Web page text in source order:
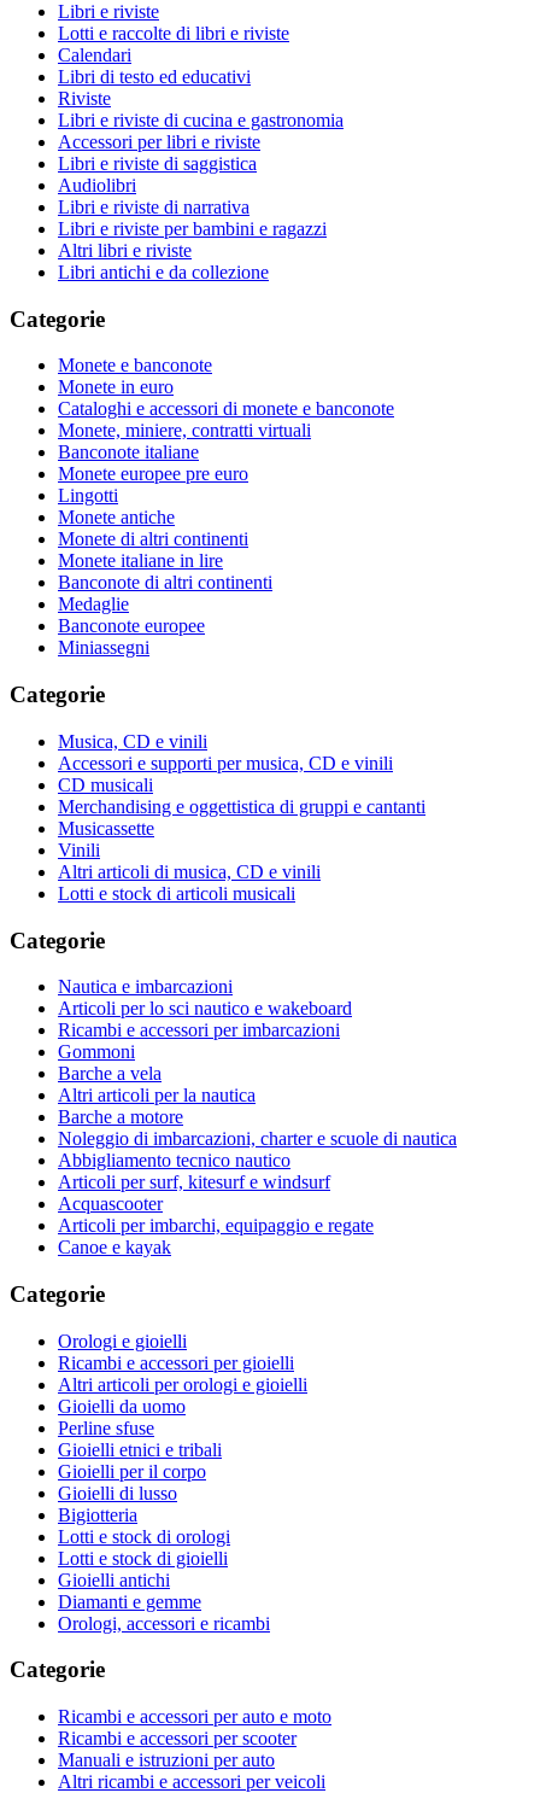
Libri e riviste
Lotti e raccolte di libri e riviste
Calendari
Libri di testo ed educativi
Riviste
Libri e riviste di cucina e gastronomia
Accessori per libri e riviste
Libri e riviste di saggistica
Audiolibri
Libri e riviste di narrativa
Libri e riviste per bambini e ragazzi
Altri libri e riviste
Libri antichi e da collezione
Categorie
Monete e banconote
Monete in euro
Cataloghi e accessori di monete e banconote
Monete, miniere, contratti virtuali
Banconote italiane
Monete europee pre euro
Lingotti
Monete antiche
Monete di altri continenti
Monete italiane in lire
Banconote di altri continenti
Medaglie
Banconote europee
Miniassegni
Categorie
Musica, CD e vinili
Accessori e supporti per musica, CD e vinili
CD musicali
Merchandising e oggettistica di gruppi e cantanti
Musicassette
Vinili
Altri articoli di musica, CD e vinili
Lotti e stock di articoli musicali
Categorie
Nautica e imbarcazioni
Articoli per lo sci nautico e wakeboard
Ricambi e accessori per imbarcazioni
Gommoni
Barche a vela
Altri articoli per la nautica
Barche a motore
Noleggio di imbarcazioni, charter e scuole di nautica
Abbigliamento tecnico nautico
Articoli per surf, kitesurf e windsurf
Acquascooter
Articoli per imbarchi, equipaggio e regate
Canoe e kayak
Categorie
Orologi e gioielli
Ricambi e accessori per gioielli
Altri articoli per orologi e gioielli
Gioielli da uomo
Perline sfuse
Gioielli etnici e tribali
Gioielli per il corpo
Gioielli di lusso
Bigiotteria
Lotti e stock di orologi
Lotti e stock di gioielli
Gioielli antichi
Diamanti e gemme
Orologi, accessori e ricambi
Categorie
Ricambi e accessori per auto e moto
Ricambi e accessori per scooter
Manuali e istruzioni per auto
Altri ricambi e accessori per veicoli